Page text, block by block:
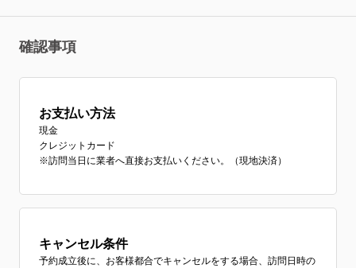
確認事項
お支払い方法
現金
クレジットカード
※訪問当日に業者へ直接お支払いください。（現地決済）
キャンセル条件
予約成立後に、お客様都合でキャンセルをする場合、訪問日時の